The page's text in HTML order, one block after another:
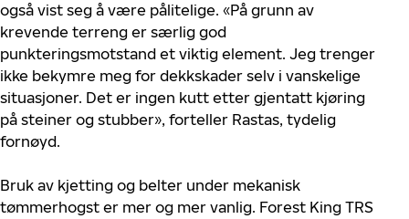
også vist seg å være pålitelige. «På grunn av
krevende terreng er særlig god
punkteringsmotstand et viktig element. Jeg trenger
ikke bekymre meg for dekkskader selv i vanskelige
situasjoner. Det er ingen kutt etter gjentatt kjøring
på steiner og stubber», forteller Rastas, tydelig
fornøyd.
Bruk av kjetting og belter under mekanisk
tømmerhogst er mer og mer vanlig. Forest King TRS